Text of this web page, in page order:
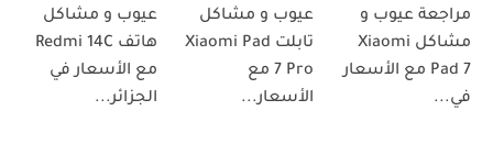
مراجعة عيوب و
مشاكل Xiaomi
Pad 7 مع الأسعار
في...
عيوب و مشاكل
تابلت Xiaomi Pad
7 Pro مع
الأسعار...
عيوب و مشاكل
هاتف Redmi 14C
مع الأسعار في
الجزائر...